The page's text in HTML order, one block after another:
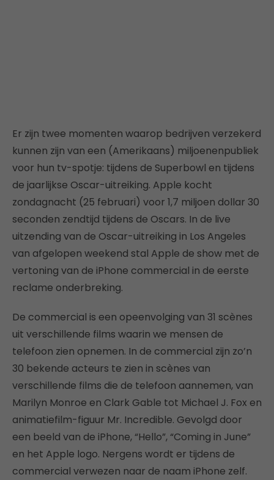
Er zijn twee momenten waarop bedrijven verzekerd
kunnen zijn van een (Amerikaans) miljoenenpubliek
voor hun tv-spotje: tijdens de Superbowl en tijdens
de jaarlijkse Oscar-uitreiking. Apple kocht
zondagnacht (25 februari) voor 1,7 miljoen dollar 30
seconden zendtijd tijdens de Oscars. In de live
uitzending van de Oscar-uitreiking in Los Angeles
van afgelopen weekend stal Apple de show met de
vertoning van de iPhone commercial in de eerste
reclame onderbreking.
De commercial is een opeenvolging van 31 scènes
uit verschillende films waarin we mensen de
telefoon zien opnemen. In de commercial zijn zo’n
30 bekende acteurs te zien in scènes van
verschillende films die de telefoon aannemen, van
Marilyn Monroe en Clark Gable tot Michael J. Fox en
animatiefilm-figuur Mr. Incredible. Gevolgd door
een beeld van de iPhone, “Hello”, “Coming in June”
en het Apple logo. Nergens wordt er tijdens de
commercial verwezen naar de naam iPhone zelf.